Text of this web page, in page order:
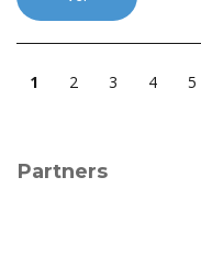
1 2 3 4 5
Partners